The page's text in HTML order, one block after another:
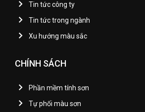
Tin tức công ty
Tin tức trong ngành
Xu hướng màu sắc
CHÍNH SÁCH
Phần mềm tính sơn
Tự phối màu sơn